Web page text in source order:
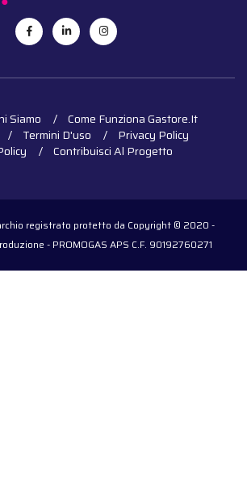
Siamo
Come Funziona Gastore.it
Termini D'uso
Privacy Policy
Contribuisci Al Progetto
registrato protetto da Copyright © 2020 -
- PROMOGAS APS C.F. 90192760271